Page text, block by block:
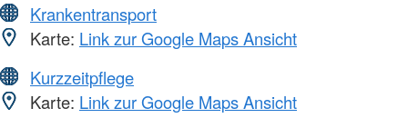
Krankentransport
Karte: Link zur Google Maps Ansicht
Kurzzeitpflege
Karte: Link zur Google Maps Ansicht